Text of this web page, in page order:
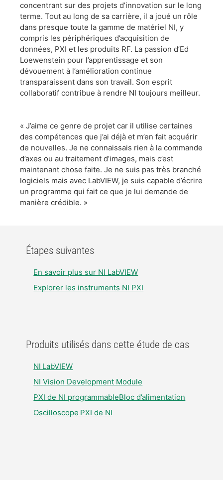
concentrant sur des projets d’innovation sur le long
terme. Tout au long de sa carrière, il a joué un rôle
dans presque toute la gamme de matériel NI, y
compris les périphériques d’acquisition de
données, PXI et les produits RF. La passion d’Ed
Loewenstein pour l’apprentissage et son
dévouement à l’amélioration continue
transparaissent dans son travail. Son esprit
collaboratif contribue à rendre NI toujours meilleur.
​« J’aime ce genre de projet car il utilise certaines
des compétences que j’ai déjà et m’en fait acquérir
de nouvelles. Je ne connaissais rien à la commande
d’axes ou au traitement d’images, mais c’est
maintenant chose faite. Je ne suis pas très branché
logiciels mais avec LabVIEW, je suis capable d’écrire
un programme qui fait ce que je lui demande de
manière crédible. »
Étapes suivantes
​En savoir plus sur NI LabVIEW
Explorer les instruments NI PXI
Produits utilisés dans cette étude de cas
NI LabVIEW​
NI Vision Development Module
PXI de NI programmableBloc d’alimentation
Oscilloscope PXI de NI